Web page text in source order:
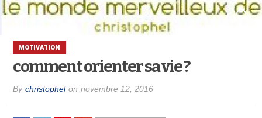
MOTIVATION
comment orienter sa vie ?
By christophel on novembre 12, 2016